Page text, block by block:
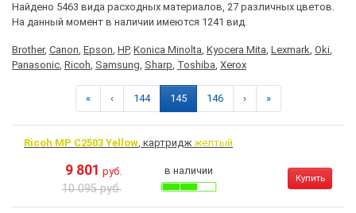
Найдено 5463 вида расходных материалов, 27 различных цветов.
На данный момент в наличии имеются 1241 вид.
Brother, Canon, Epson, HP, Konica Minolta, Kyocera Mita, Lexmark, Oki,
Panasonic, Ricoh, Samsung, Sharp, Toshiba, Xerox
« ‹ 144 145 146 › »
Ricoh MP C2503 Yellow, картридж желтый
9 801 руб.
10 095 руб.
в наличии
Купить